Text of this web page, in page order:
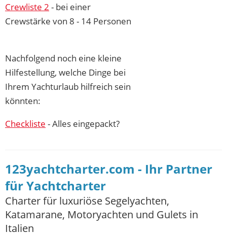
Crewliste 2 - bei einer
Crewstärke von 8 - 14 Personen
Nachfolgend noch eine kleine
Hilfestellung, welche Dinge bei
Ihrem Yachturlaub hilfreich sein
könnten:
Checkliste - Alles eingepackt?
123yachtcharter.com - Ihr Partner
für Yachtcharter
Charter für luxuriöse Segelyachten,
Katamarane, Motoryachten und Gulets in
Italien